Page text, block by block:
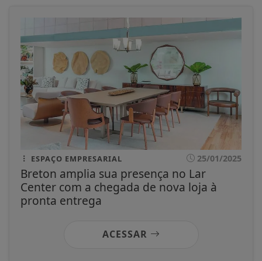
ESPAÇO EMPRESARIAL 25/01/2025
Breton amplia sua presença no Lar
Center com a chegada de nova loja à
pronta entrega
ACESSAR